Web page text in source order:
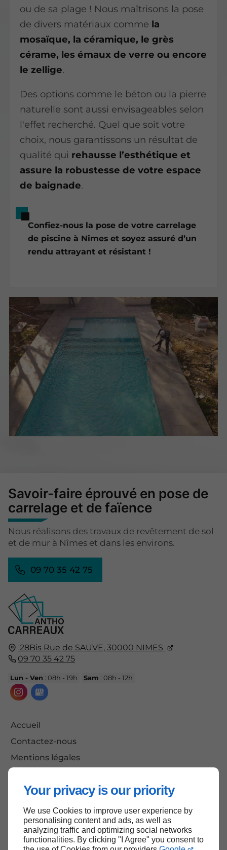
Your privacy is our priority
We use Cookies to improve user experience by
personalising content and ads, as well as
analyzing traffic and optimizing social networks
functionalities. By clicking "I Agree" you consent to
ou de sa plage ! Nous maîtrisons la pose
de divers matériaux comme la
mosaïque, la céramique, le grès
cérame, les émaux de verre ou encore
le zellige.
Des options comme le béton ou la pierre
naturelle sont aussi envisageables selon
l'effet recherché. Quel que soit votre
choix, nous garantissons un résultat de
qualité qui rehausse l’esthétique et
assure la robustesse de votre espace
de baignade.
Confiez-nous la pose de votre carrelage
de piscine à Nîmes et soyez assuré d’un
rendu attrayant et résistant !
28Bis Rue de SAUVE, 30000 NIMES
09 70 35 42 75
Lun - Ven : 08h - 19h Sam : 08h - 12h
Accueil
Contactez-nous
Mentions légales
Savoir-faire éprouvé en pose de
carrelage et de faïence
Nous réalisons des travaux de revêtement de sol
et de mur à Nîmes et dans les environs.
09 70 35 42 75
Haut de page